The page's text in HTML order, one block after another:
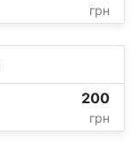
грн
200
грн